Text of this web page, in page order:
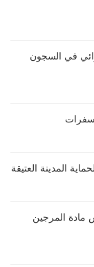
في السجون
المدينة العتيقة
مادة المرجين